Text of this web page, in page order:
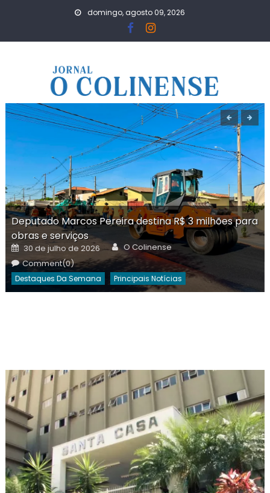
domingo, agosto 09, 2026
Deputado Marcos Pereira destina R$ 3 milhões para
obras e serviços
Posted
on
30 de julho de 2026 Author
O Colinense
Comment(0)
Destaques Da Semana Principais Notícias